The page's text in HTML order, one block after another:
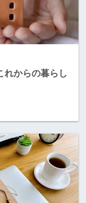
れからの暮らし